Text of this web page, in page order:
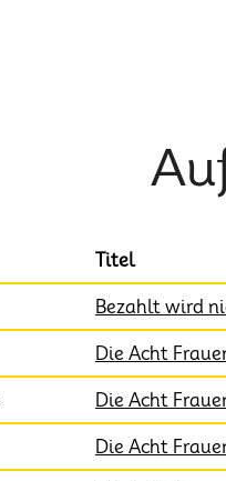
Titel
Bezahlt wird
Die Acht
Die Acht
Die Acht